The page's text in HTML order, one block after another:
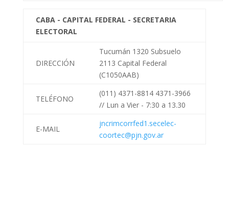
CABA - CAPITAL FEDERAL - SECRETARIA
ELECTORAL
DIRECCIÓN
Tucumán 1320 Subsuelo
2113 Capital Federal
(C1050AAB)
TELÉFONO
(011) 4371-8814 4371-3966
// Lun a Vier - 7:30 a 13.30
E-MAIL
jncrimcorrfed1.secelec-
coortec@pjn.gov.ar